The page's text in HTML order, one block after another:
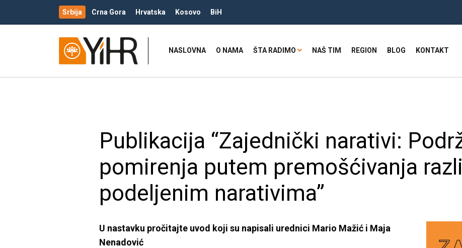
Srbija Crna Gora Hrvatska Kosovo BiH
NASLOVNA O NAMA ŠTA RADIMO NAŠ TIM REGION BLOG KONTAKT
Publikacija “Zajednički narativi:
pomirenja putem premošćivanja
podeljenim narativima”
U nastavku pročitajte uvod koji su napisali urednici Mario Mažić i Maja
Nenadović